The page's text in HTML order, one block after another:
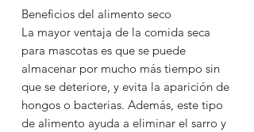
Beneficios del alimento seco
La mayor ventaja de la comida seca
para mascotas es que se puede
almacenar por mucho más tiempo sin
que se deteriore, y evita la aparición de
hongos o bacterias. Además, este tipo
de alimento ayuda a eliminar el sarro y